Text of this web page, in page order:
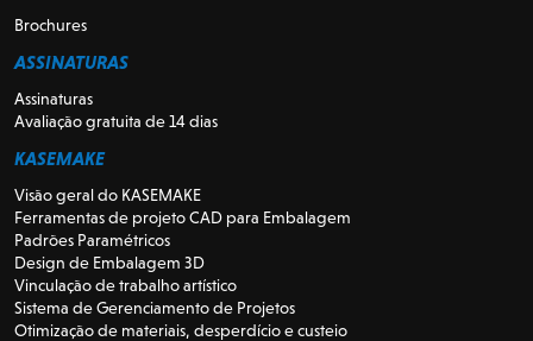
Brochures
ASSINATURAS
Assinaturas
Avaliação gratuita de 14 dias
KASEMAKE
Visão geral do KASEMAKE
Ferramentas de projeto CAD para Embalagem
Padrões Paramétricos
Design de Embalagem 3D
Vinculação de trabalho artístico
Sistema de Gerenciamento de Projetos
Otimização de materiais, desperdício e custeio